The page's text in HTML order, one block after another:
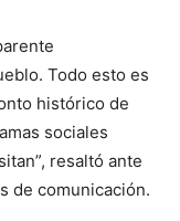
Todo esto es
histórico de
sociales
resaltó ante
de comunicación.